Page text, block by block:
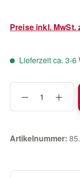
Preise inkl.
Lieferzeit ca. 3-6
Produkt
Artikelnummer: